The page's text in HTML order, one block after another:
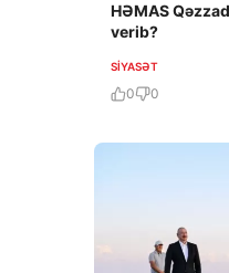
HƏMAS
verib?
SIYASƏT
0 0